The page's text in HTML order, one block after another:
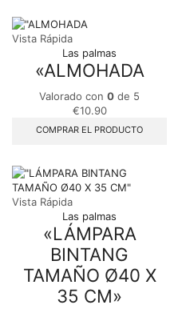
Vista Rápida
Las palmas
«ALMOHADA
Valorado con 0 de 5
€10.90
COMPRAR EL PRODUCTO
Vista Rápida
Las palmas
«LÁMPARA
BINTANG
TAMAÑO Ø40 X
35 CM»